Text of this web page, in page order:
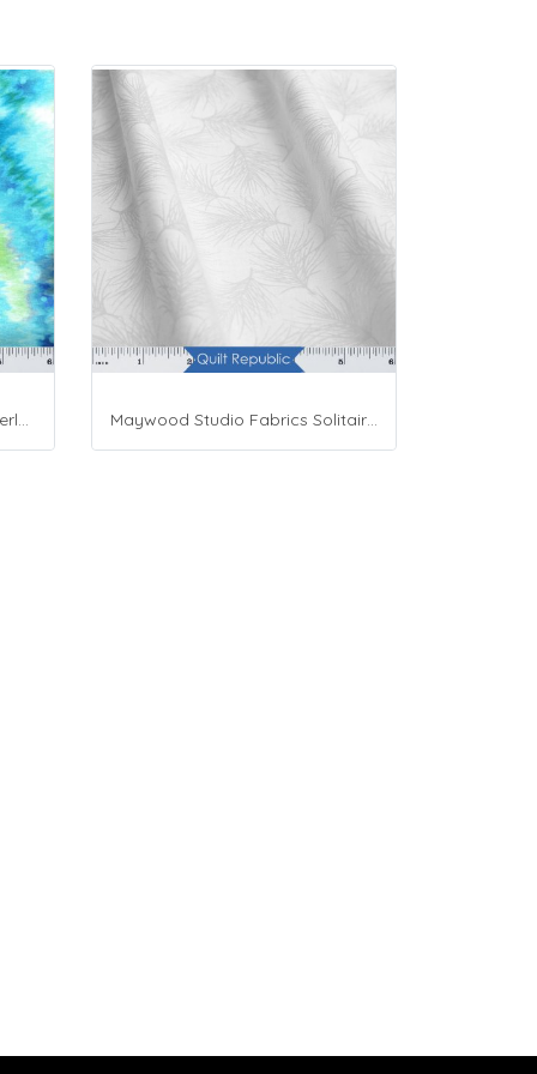
Moda Fabrics Whimsy Wonderland Shakedown Street Spiral Breeze Maywood Studio Fabrics Solitaire Whites